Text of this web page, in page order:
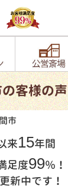
客様の声
市
来15年間
足度99％！
新中です！